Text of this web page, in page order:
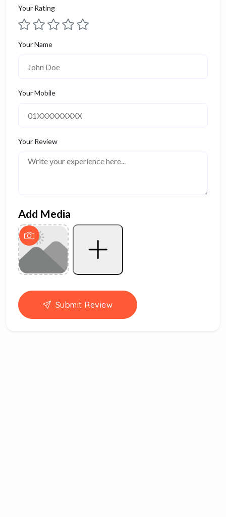
Your Rating
Your Name
Your Mobile
Your Review
Add Media
Submit Review